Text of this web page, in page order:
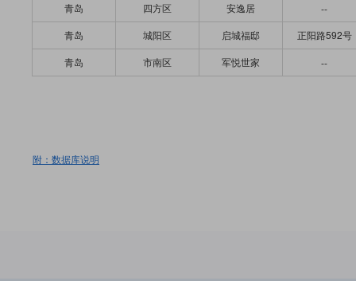
青岛
四方区 安逸居
--
青岛
城阳区 启城福邸
正阳路592号
青岛
市南区 军悦世家 --
附：数据库说明